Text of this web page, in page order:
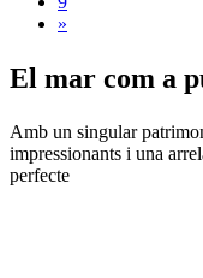
»
El mar com a
Amb un singular
impressionants i una
perfecte